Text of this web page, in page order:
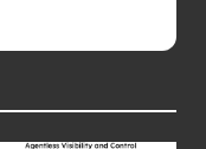
ンテナセキュリティ